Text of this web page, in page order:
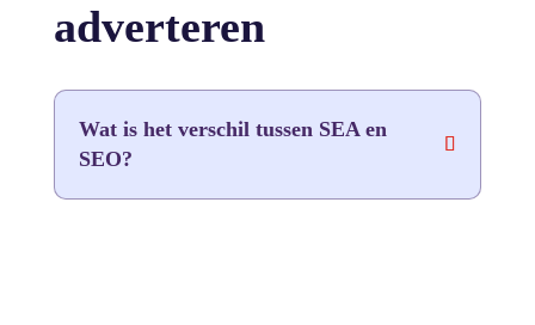
adverteren
Wat is het verschil tussen SEA en
SEO?